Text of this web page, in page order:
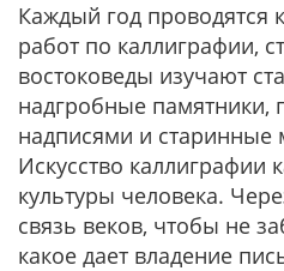
Каждый год проводятся
работ по каллиграфии,
востоковеды изучают
надгробные памятники,
надписями и старинные
Искусство каллиграфии
культуры человека.
связь веков, чтобы не
какое дает владение